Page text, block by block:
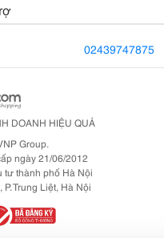
02439747875
DOANH HIỆU QUẢ
Group.
ngày 21/06/2012
tư thành phố Hà Nội
Trung Liệt, Hà Nội